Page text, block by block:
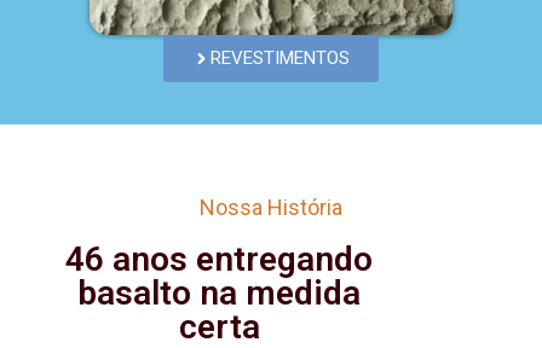
REVESTIMENTOS
Nossa História
46 anos entregando
basalto na medida
certa